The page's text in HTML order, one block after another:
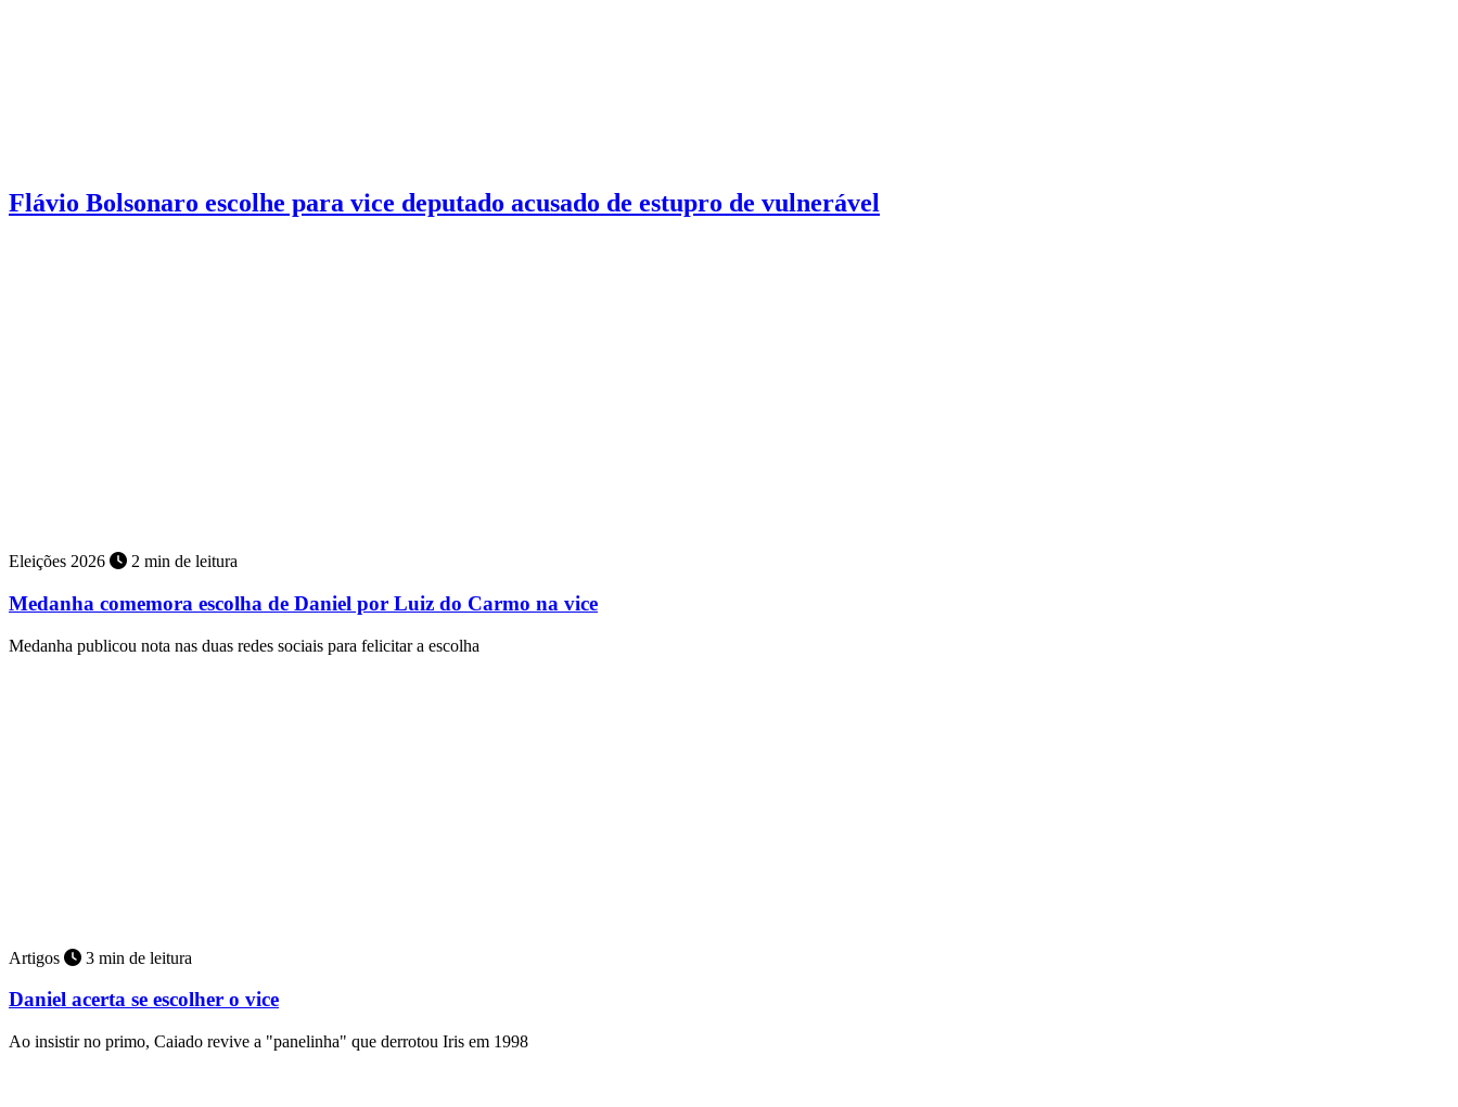
Flávio Bolsonaro escolhe para vice deputado acusado de estupro de vulnerável
Eleições 2026 2 min de leitura
Medanha comemora escolha de Daniel por Luiz do Carmo na vice
Medanha publicou nota nas duas redes sociais para felicitar a escolha
Artigos 3 min de leitura
Daniel acerta se escolher o vice
Ao insistir no primo, Caiado revive a "panelinha" que derrotou Iris em 1998